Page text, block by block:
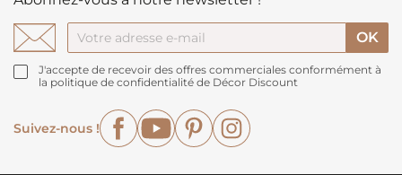
J'accepte de recevoir des offres commerciales conformément à
la politique de confidentialité de Décor Discount
Suivez-nous !
FacebookYouTubePinterest